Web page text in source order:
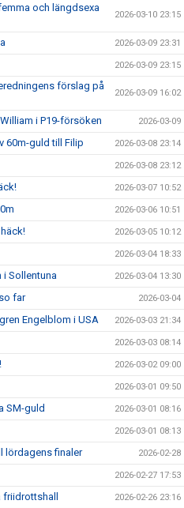
och längdsexa
2026-03-10 23:15
2026-03-09 23:31
2026-03-09 23:15
förslag på
2026-03-09 16:02
i P19-försöken 2026-03-09
60m-guld till Filip 2026-03-08 23:14
2026-03-08 23:12
2026-03-07 10:52
2026-03-06 10:51
2026-03-05 10:12
2026-03-04 18:33
i Sollentuna 2026-03-04 13:30
far 2026-03-04
Engelblom i USA 2026-03-03 21:34
2026-03-03 08:14
2026-03-02 09:00
2026-03-01 09:50
SM-guld 2026-03-01 08:16
2026-03-01 08:13
lördagens finaler 2026-02-28
2026-02-27 17:53
2026-02-26 23:16